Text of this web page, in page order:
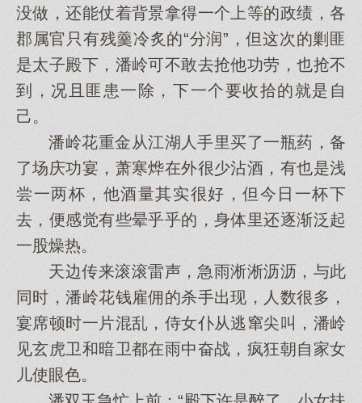
没做，还能仗着背景拿得一个上等的政绩，各
郡属官只有残羹冷炙的“分润”，但这次的剿匪
是太子殿下，潘岭可不敢去抢他功劳，也抢不
到，况且匪患一除，下一个要收拾的就是自
己。
潘岭花重金从江湖人手里买了一瓶药，备
了场庆功宴，萧寒烨在外很少沾酒，有也是浅
尝一两杯，他酒量其实很好，但今日一杯下
去，便感觉有些晕乎乎的，身体里还逐渐泛起
一股燥热。
天边传来滚滚雷声，急雨淅淅沥沥，与此
同时，潘岭花钱雇佣的杀手出现，人数很多，
宴席顿时一片混乱，侍女仆从逃窜尖叫，潘岭
见玄虎卫和暗卫都在雨中奋战，疯狂朝自家女
儿使眼色。